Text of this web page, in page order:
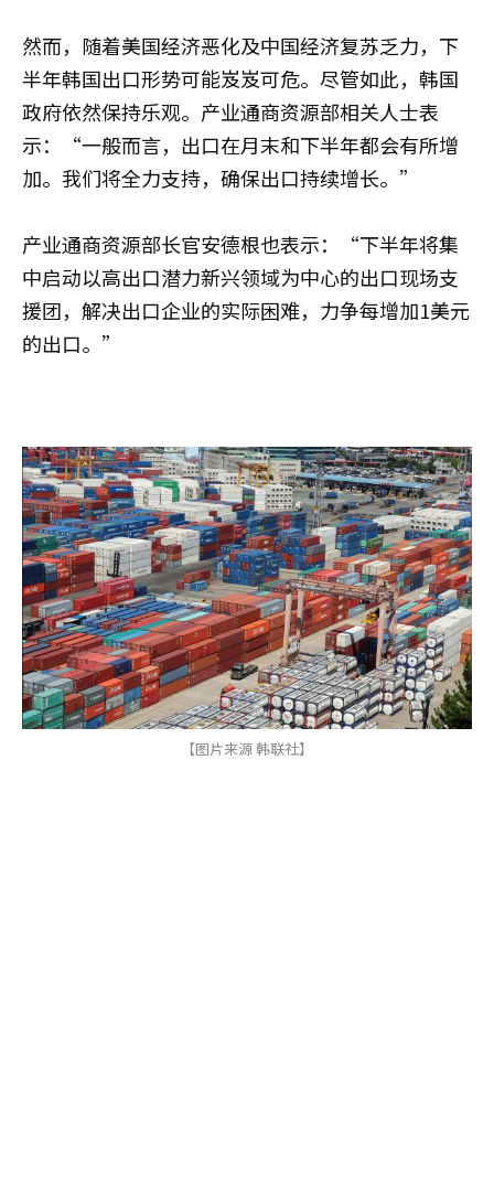
然而，随着美国经济恶化及中国经济复苏乏力，下
半年韩国出口形势可能岌岌可危。尽管如此，韩国
政府依然保持乐观。产业通商资源部相关人士表
示：“一般而言，出口在月末和下半年都会有所增
加。我们将全力支持，确保出口持续增长。”
产业通商资源部长官安德根也表示：“下半年将集
中启动以高出口潜力新兴领域为中心的出口现场支
援团，解决出口企业的实际困难，力争每增加1美元
的出口。”
【图片来源 韩联社】